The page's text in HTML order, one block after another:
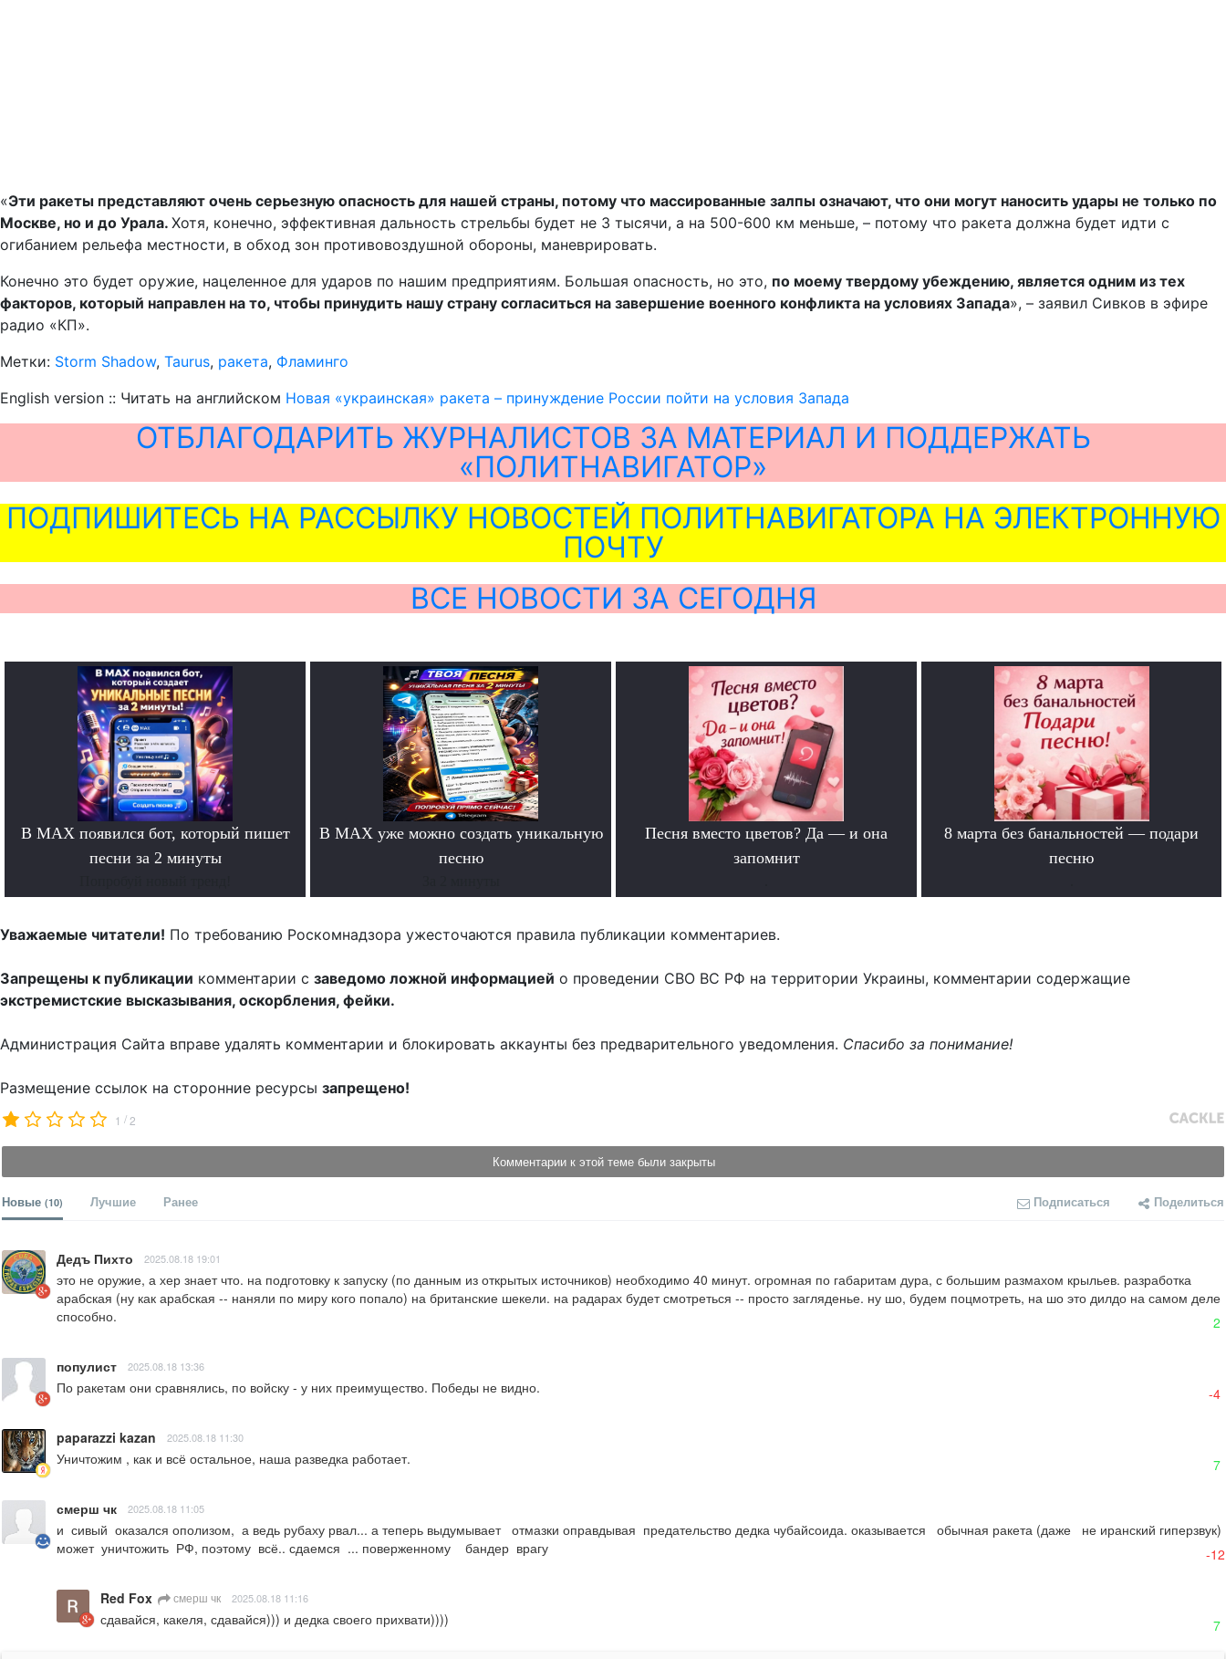
«Эти ракеты представляют очень серьезную опасность для нашей страны, потому что массированные залпы означают, что они могут наносить удары не только по
Москве, но и до Урала. Хотя, конечно, эффективная дальность стрельбы будет не 3 тысячи, а на 500-600 км меньше, – потому что ракета должна будет идти с
огибанием рельефа местности, в обход зон противовоздушной обороны, маневрировать.
Конечно это будет оружие, нацеленное для ударов по нашим предприятиям. Большая опасность, но это, по моему твердому убеждению, является одним из тех
факторов, который направлен на то, чтобы принудить нашу страну согласиться на завершение военного конфликта на условиях Запада», – заявил Сивков в эфире
радио «КП».
Метки: Storm Shadow, Taurus, ракета, Фламинго
English version :: Читать на английском Новая «украинская» ракета – принуждение России пойти на условия Запада
ОТБЛАГОДАРИТЬ ЖУРНАЛИСТОВ ЗА МАТЕРИАЛ И ПОДДЕРЖАТЬ
«ПОЛИТНАВИГАТОР»
ПОДПИШИТЕСЬ НА РАССЫЛКУ НОВОСТЕЙ ПОЛИТНАВИГАТОРА НА ЭЛЕКТРОННУЮ
ПОЧТУ
ВСЕ НОВОСТИ ЗА СЕГОДНЯ
В MAX появился бот, который пишет
песни за 2 минуты
В MAX уже можно создать уникальную
песню
Песня вместо цветов? Да — и она
запомнит
8 марта без банальностей — подари
песню
Уважаемые читатели! По требованию Роскомнадзора ужесточаются правила публикации комментариев.
Запрещены к публикации комментарии с заведомо ложной информацией о проведении СВО ВС РФ на территории Украины, комментарии содержащие
экстремистские высказывания, оскорбления, фейки.
Администрация Сайта вправе удалять комментарии и блокировать аккаунты без предварительного уведомления. Спасибо за понимание!
Размещение ссылок на сторонние ресурсы запрещено!
1 /2
Комментарии к этой теме были закрыты
Новые (10) Лучшие Ранее Подписаться Поделиться
Дедъ Пихто 2025.08.18 19:01
это не оружие, а хер знает что. на подготовку к запуску (по данным из открытых источников) необходимо 40 минут. огромная по габаритам дура, с большим размахом крыльев. разработка
арабская (ну как арабская -- наняли по миру кого попало) на британские шекели. на радарах будет смотреться -- просто загляденье. ну шо, будем поцмотреть, на шо это дилдо на самом деле
способно.
2
популист 2025.08.18 13:36
По ракетам они сравнялись, по войску - у них преимущество. Победы не видно. -4
paparazzi kazan 2025.08.18 11:30
Уничтожим , как и всё остальное, наша разведка работает. 7
смерш чк 2025.08.18 11:05
и  сивый  оказался ополизом,  а ведь рубаху рвал... а теперь выдумывает   отмазки оправдывая  предательство дедка чубайсоида. оказывается   обычная ракета (даже   не иранский гиперзвук)
может  уничтожить  РФ, поэтому  всё.. сдаемся  ... поверженному    бандер  врагу
-12
Red Fox смерш чк 2025.08.18 11:16
сдавайся, какеля, сдавайся))) и дедка своего прихвати)))) 7